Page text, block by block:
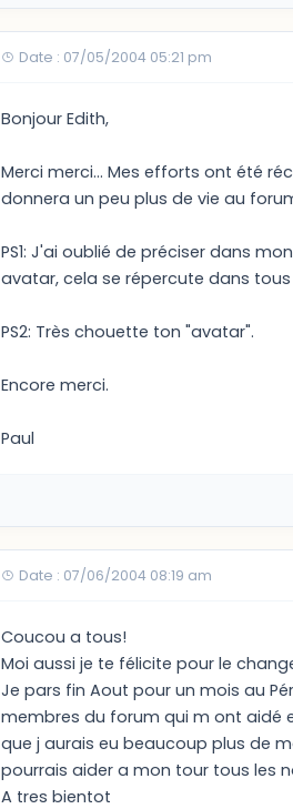
Date : 07/05/2004 05:21 pm
Bonjour Edith,
Merci merci... Mes efforts ont été
donnera un peu plus de vie au
PS1: J'ai oublié de préciser dans
avatar, cela se répercute dans
PS2: Très chouette ton "avatar".
Encore merci.
Paul
Date : 07/06/2004 08:19 am
Coucou a tous!
Moi aussi je te félicite pour le
Je pars fin Aout pour un mois au
membres du forum qui m ont aidé
que j aurais eu beaucoup plus de
pourrais aider a mon tour tous les
A tres bientot